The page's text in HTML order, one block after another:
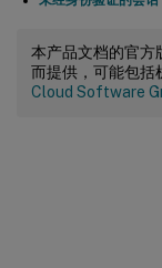
本产品文档的官方
而提供，可能包括
Cloud Software